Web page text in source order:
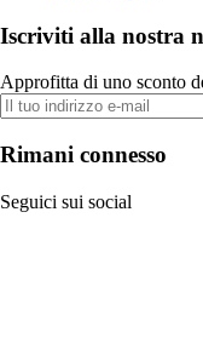
Iscriviti alla nostra
Approfitta di uno sconto
Rimani connesso
Seguici sui social